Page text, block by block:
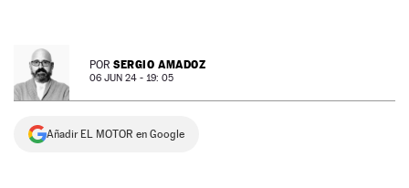
NEWSLETTER POR SERGIO AMADOZ
06 JUN 24 - 19: 05
Añadir EL MOTOR en Google